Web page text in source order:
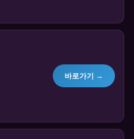
바로가기 →